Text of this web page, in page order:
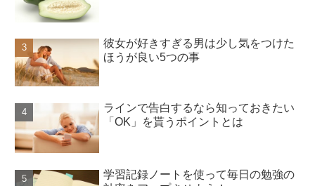
彼女が好きすぎる男は少し気をつけた
ほうが良い5つの事
ラインで告白するなら知っておきたい
「OK」を貰うポイントとは
学習記録ノートを使って毎日の勉強の